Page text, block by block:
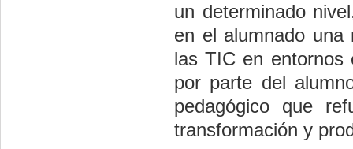
un determinado
en el alumnado una
las TIC en entornos
por parte del
pedagógico que
transformación y